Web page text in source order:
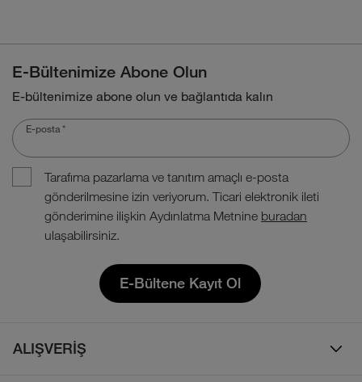
E-Bültenimize Abone Olun
E-bültenimize abone olun ve bağlantıda kalın
E-posta *
Tarafıma pazarlama ve tanıtım amaçlı e-posta
gönderilmesine izin veriyorum. Ticari elektronik ileti
gönderimine ilişkin Aydınlatma Metnine buradan
ulaşabilirsiniz.
E-Bültene Kayıt Ol
ALIŞVERİŞ